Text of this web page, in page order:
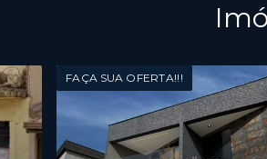
FAÇA SUA OFERTA!!!